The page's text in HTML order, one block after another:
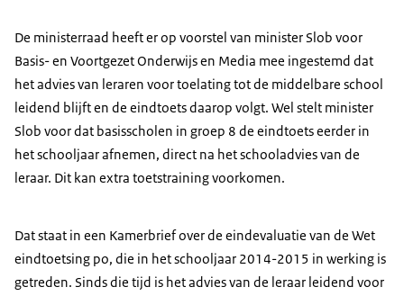
De ministerraad heeft er op voorstel van minister Slob voor
Basis- en Voortgezet Onderwijs en Media mee ingestemd dat
het advies van leraren voor toelating tot de middelbare school
leidend blijft en de eindtoets daarop volgt. Wel stelt minister
Slob voor dat basisscholen in groep 8 de eindtoets eerder in
het schooljaar afnemen, direct na het schooladvies van de
leraar. Dit kan extra toetstraining voorkomen.
Dat staat in een Kamerbrief over de eindevaluatie van de Wet
eindtoetsing po, die in het schooljaar 2014-2015 in werking is
getreden. Sinds die tijd is het advies van de leraar leidend voor